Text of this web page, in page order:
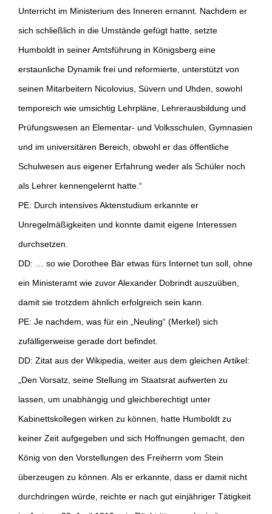
Unterricht im Ministerium des Inneren ernannt. Nachdem er
sich schließlich in die Umstände gefügt hatte, setzte
Humboldt in seiner Amtsführung in Königsberg eine
erstaunliche Dynamik frei und reformierte, unterstützt von
seinen Mitarbeitern Nicolovius, Süvern und Uhden, sowohl
temporeich wie umsichtig Lehrpläne, Lehrerausbildung und
Prüfungswesen an Elementar- und Volksschulen, Gymnasien
und im universitären Bereich, obwohl er das öffentliche
Schulwesen aus eigener Erfahrung weder als Schüler noch
als Lehrer kennengelernt hatte.“
PE: Durch intensives Aktenstudium erkannte er
Unregelmäßigkeiten und konnte damit eigene Interessen
durchsetzen.
DD: … so wie Dorothee Bär etwas fürs Internet tun soll, ohne
ein Ministeramt wie zuvor Alexander Dobrindt auszuüben,
damit sie trotzdem ähnlich erfolgreich sein kann.
PE: Je nachdem, was für ein „Neuling“ (Merkel) sich
zufälligerweise gerade dort befindet.
DD: Zitat aus der Wikipedia, weiter aus dem gleichen Artikel:
„Den Vorsatz, seine Stellung im Staatsrat aufwerten zu
lassen, um unabhängig und gleichberechtigt unter
Kabinettskollegen wirken zu können, hatte Humboldt zu
keiner Zeit aufgegeben und sich Hoffnungen gemacht, den
König von den Vorstellungen des Freiherrn vom Stein
überzeugen zu können. Als er erkannte, dass er damit nicht
durchdringen würde, reichte er nach gut einjähriger Tätigkeit